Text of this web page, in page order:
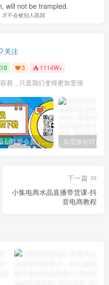
will not be trampled.
才不会被别人践踏
关注
0 3 1114W+
易，只是我们变得更加坚强
加入极创联盟会员，全站资源免费学习。
下一篇
小集电商水晶直播带货课-抖
音电商教程